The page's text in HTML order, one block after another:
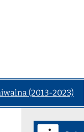
(2013-2023)